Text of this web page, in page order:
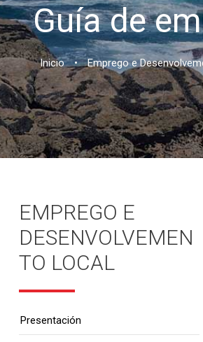
Guía de
Inicio • Emprego e
EMPREGO E
DESENVOLVEMEN
TO LOCAL
Presentación